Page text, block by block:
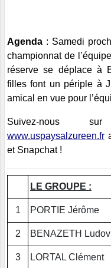
Agenda : Samedi
championnat de
réserve se déplace à
filles font un périple à
amical en vue pour
Suivez-nous
www.uspaysalzureen.fr
et Snapchat !
LE GROUPE :
1 PORTIE Jérôme
2 BENAZETH
3 LORTAL Clément